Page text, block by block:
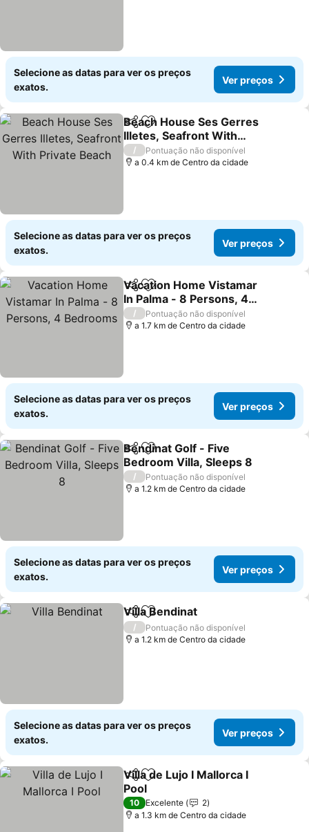
Selecione as datas para ver os preços
exatos.
Ver preços
PartilharAdicionar aos favoritos
Beach House Ses Gerres
Illetes, Seafront With
Private Beach
/
Pontuação não disponível
a 0.4 km de Centro da cidade
Selecione as datas para ver os preços
exatos.
Ver preços
PartilharAdicionar aos favoritos
Vacation Home Vistamar
In Palma - 8 Persons, 4
Bedrooms
/
Pontuação não disponível
a 1.7 km de Centro da cidade
Selecione as datas para ver os preços
exatos.
Ver preços
PartilharAdicionar aos favoritos
Bendinat Golf - Five
Bedroom Villa, Sleeps 8
/
Pontuação não disponível
a 1.2 km de Centro da cidade
Selecione as datas para ver os preços
exatos.
Ver preços
PartilharAdicionar aos favoritos
Villa Bendinat
/
Pontuação não disponível
a 1.2 km de Centro da cidade
Selecione as datas para ver os preços
exatos.
Ver preços
PartilharAdicionar aos favoritos
Villa de Lujo I Mallorca I
Pool
10 Excelente
2
a 1.3 km de Centro da cidade